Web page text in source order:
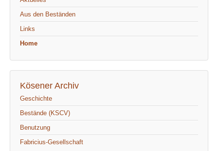
Aus den Beständen
Links
Home
Kösener Archiv
Geschichte
Bestände (KSCV)
Benutzung
Fabricius-Gesellschaft